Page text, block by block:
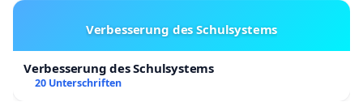
Verbesserung des Schulsystems
Verbesserung des Schulsystems
20 Unterschriften